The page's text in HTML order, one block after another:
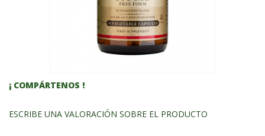
¡ COMPÁRTENOS !
ESCRIBE UNA VALORACIÓN SOBRE EL PRODUCTO